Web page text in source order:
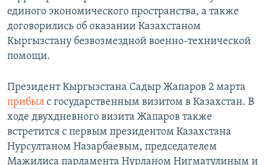
единого экономического пространства, а также
договорились об оказании Казахстаном
Кыргызстану безвозмездной военно-технической
помощи.
Президент Кыргызстана Садыр Жапаров 2 марта
прибыл с государственным визитом в Казахстан. В
ходе двухдневного визита Жапаров также
встретится с первым президентом Казахстана
Нурсултаном Назарбаевым, председателем
Мажилиса парламента Нурланом Нигматулиным и